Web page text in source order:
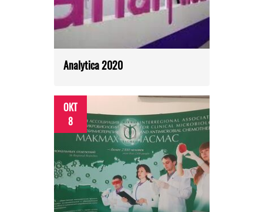
Analytica 2020
ОКТ
8